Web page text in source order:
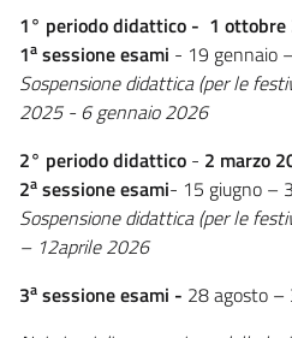
1° periodo didattico - 1 ottobre
1a sessioneesami - 19 gennaio
Sospensione didattica (per le
2025 - 6 gennaio 2026
2° periodo didattico - 2 marzo
2a sessioneesami- 15 giugno –
Sospensione didattica (per le
– 12aprile 2026
3a sessione esami - 28 agosto